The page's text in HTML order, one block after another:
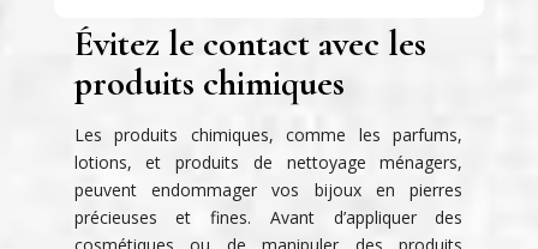
Évitez le contact avec les
produits chimiques
Les produits chimiques, comme les parfums,
lotions, et produits de nettoyage ménagers,
peuvent endommager vos bijoux en pierres
précieuses et fines. Avant d’appliquer des